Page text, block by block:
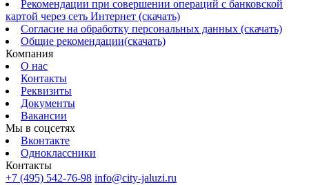
Рекомендации при совершении операций с банковской
картой через сеть Интернет (скачать)
Согласие на обработку персональных данных (скачать)
Общие рекомендации(скачать)
Компания
О нас
Контакты
Реквизиты
Документы
Вакансии
Мы в соцсетях
Вконтакте
Одноклассники
Контакты
+7 (495) 542-76-98 info@city-jaluzi.ru